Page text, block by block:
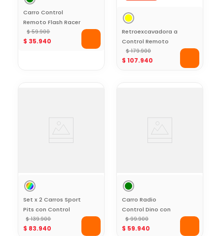
Carro Control
Remoto Flash Racer
Verde
$ 59.900
$ 35.940
Retroexcavadora a
Control Remoto
Work on Rocks
$ 179.900
$ 107.940
Set x 2 Carros Sport
Pits con Control
Remoto
$ 139.900
$ 83.940
Carro Radio
Control Dino con
Accesorios Toy
Logic
$ 99.900
$ 59.940